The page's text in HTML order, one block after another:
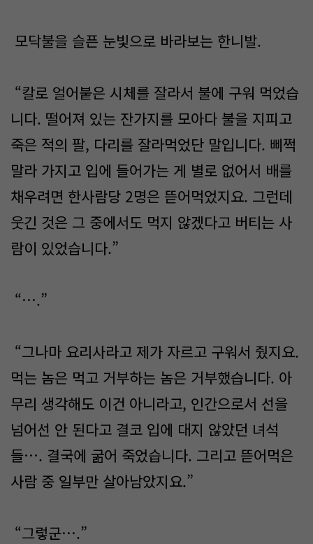
모닥불을 슬픈 눈빛으로 바라보는 한니발.
“칼로 얼어붙은 시체를 잘라서 불에 구워 먹었습
니다. 떨어져 있는 잔가지를 모아다 불을 지피고
죽은 적의 팔, 다리를 잘라먹었단 말입니다. 삐쩍
말라 가지고 입에 들어가는 게 별로 없어서 배를
채우려면 한사람당 2명은 뜯어먹었지요. 그런데
웃긴 것은 그 중에서도 먹지 않겠다고 버티는 사
람이 있었습니다.”
“….”
“그나마 요리사라고 제가 자르고 구워서 줬지요.
먹는 놈은 먹고 거부하는 놈은 거부했습니다. 아
무리 생각해도 이건 아니라고, 인간으로서 선을
넘어선 안 된다고 결코 입에 대지 않았던 녀석
들…. 결국에 굶어 죽었습니다. 그리고 뜯어먹은
사람 중 일부만 살아남았지요.”
“그렇군….”